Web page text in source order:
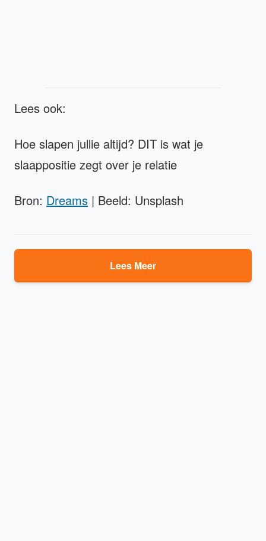
Lees ook:
Hoe slapen jullie altijd? DIT is wat je
slaappositie zegt over je relatie
Bron: Dreams | Beeld: Unsplash
Lees Meer